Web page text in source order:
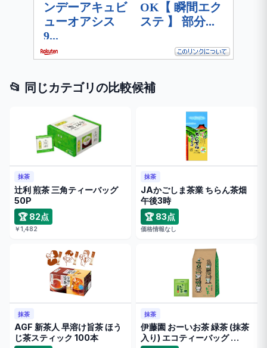
📂 同じカテゴリの比較候補
抹茶
辻利 煎茶 三角ティーバッグ
50P
🏆 82点
￥1,482
抹茶
JAかごしま茶業 ちらん茶畑
午後3時
🏆 83点
価格情報なし
抹茶
AGF 新茶人 早溶け旨茶 ほう
じ茶スティック 100本
抹茶
伊藤園 おーいお茶 緑茶 (抹茶
入り) エコティーバッグ …